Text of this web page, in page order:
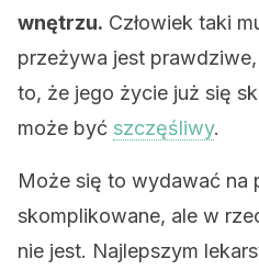
wnętrzu. Człowiek taki
przeżywa jest
to, że jego życie już się
może być szczęśliwy.
Może się to wydawać na
skomplikowane, ale w
nie jest. Najlepszym